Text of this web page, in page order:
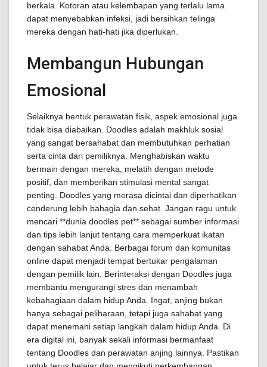
berkala. Kotoran atau kelembapan yang terlalu lama
dapat menyebabkan infeksi, jadi bersihkan telinga
mereka dengan hati-hati jika diperlukan.
Membangun Hubungan
Emosional
Selaiknya bentuk perawatan fisik, aspek emosional juga
tidak bisa diabaikan. Doodles adalah makhluk sosial
yang sangat bersahabat dan membutuhkan perhatian
serta cinta dari pemiliknya. Menghabiskan waktu
bermain dengan mereka, melatih dengan metode
positif, dan memberikan stimulasi mental sangat
penting. Doodles yang merasa dicintai dan diperhatikan
cenderung lebih bahagia dan sehat. Jangan ragu untuk
mencari **dunia doodles pet** sebagai sumber informasi
dan tips lebih lanjut tentang cara memperkuat ikatan
dengan sahabat Anda. Berbagai forum dan komunitas
online dapat menjadi tempat bertukar pengalaman
dengan pemilik lain. Berinteraksi dengan Doodles juga
membantu mengurangi stres dan menambah
kebahagiaan dalam hidup Anda. Ingat, anjing bukan
hanya sebagai peliharaan, tetapi juga sahabat yang
dapat menemani setiap langkah dalam hidup Anda. Di
era digital ini, banyak sekali informasi bermanfaat
tentang Doodles dan perawatan anjing lainnya. Pastikan